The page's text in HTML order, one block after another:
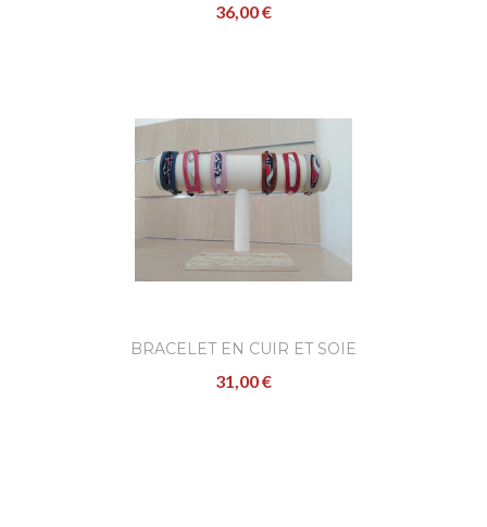
MARINE/GRIS
36,00 €
BRACELET EN CUIR ET SOIE
31,00 €